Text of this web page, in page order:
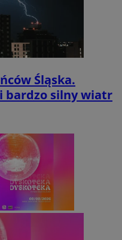
Śląska.
bardzo silny wiatr